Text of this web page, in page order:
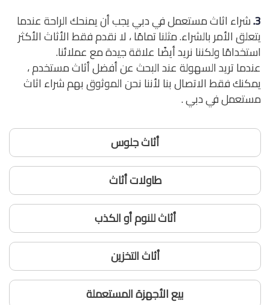
3. شراء اثاث مستعمل في دبي يجب أن يمنحك الراحة عندما
يتعلق الأمر بالشراء. مثلنا تمامًا ، لا نقدم فقط الأثاث الأكثر
استخدامًا ولكننا نريد أيضًا علاقة جيدة مع عملائنا.
عندما تريد السهولة عند البحث عن أفضل أثاث مستخدم ،
يمكنك فقط الاتصال بنا لأننا نحن الموثوق بهم شراء اثاث
مستعمل في دبي .
أثاث جلوس
طاولات أثاث
أثاث للنوم أو الكذب
أثاث التخزين
بيع الأجهزة المستعملة